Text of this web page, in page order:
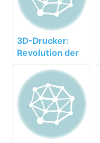
3D-Drucker:
Revolution der